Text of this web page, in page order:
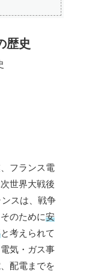
歴史
フランス電
世界大戦後
スは、戦争
のために安
と考えられて
気・ガス事
配電までを